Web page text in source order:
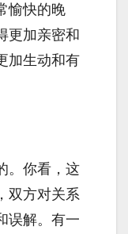
愉快的晚
更加亲密和
加生动和有
。你看，这
双方对关系
误解。有一